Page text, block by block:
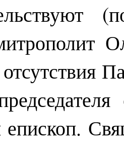
епископ.